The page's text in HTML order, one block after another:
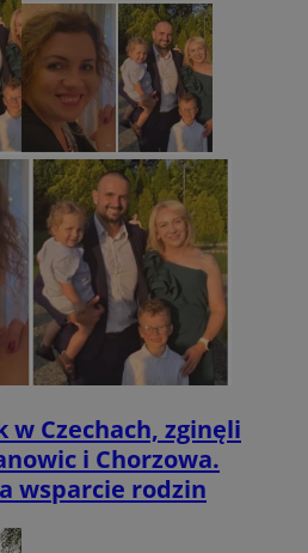
w Czechach, zginęli
i Chorzowa.
wsparcie rodzin